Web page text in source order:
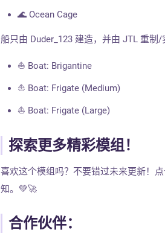
🌊 Ocean Cage
船只由 Duder_123 建造，并由 JTL 重制/
⛵ Boat: Brigantine
⛵ Boat: Frigate (Medium)
⛵ Boat: Frigate (Large)
探索更多精彩模组！
喜欢这个模组吗？不要错过未来更新！
知。💚🚀
合作伙伴：